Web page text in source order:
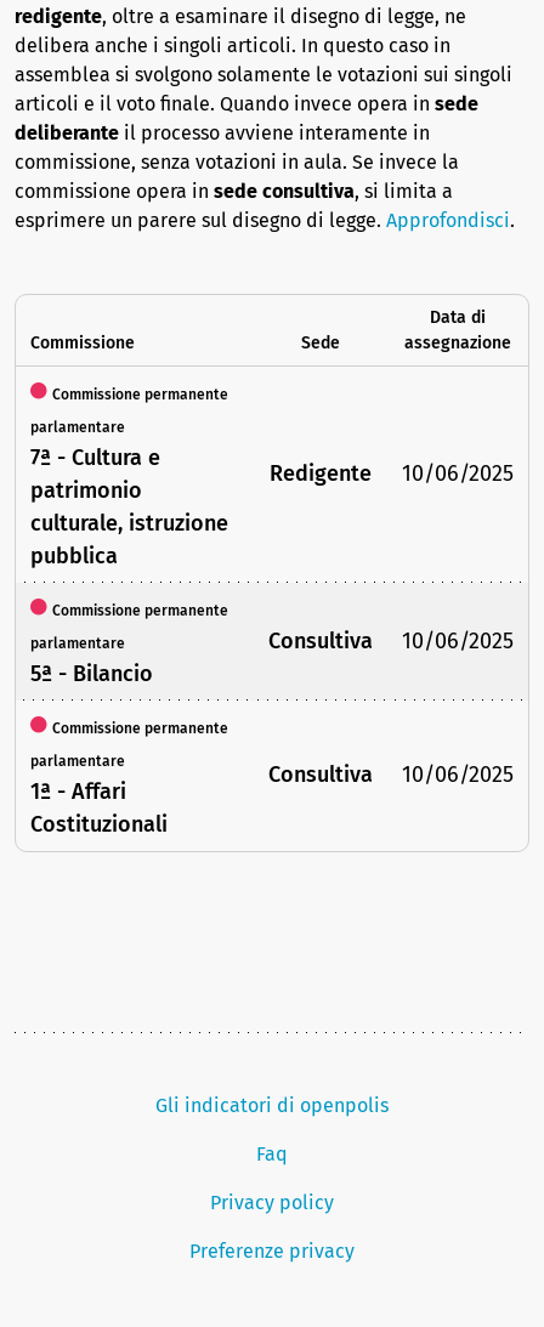
redigente, oltre a esaminare il disegno di legge, ne
delibera anche i singoli articoli. In questo caso in
assemblea si svolgono solamente le votazioni sui singoli
articoli e il voto finale. Quando invece opera in sede
deliberante il processo avviene interamente in
commissione, senza votazioni in aula. Se invece la
commissione opera in sede consultiva, si limita a
esprimere un parere sul disegno di legge. Approfondisci.
Commissione Sede
Data di
assegnazione
Commissione permanente
parlamentare
7ª - Cultura e
patrimonio
culturale, istruzione
pubblica
Redigente 10/06/2025
Commissione permanente
parlamentare
5ª - Bilancio
Consultiva 10/06/2025
Commissione permanente
parlamentare
1ª - Affari
Costituzionali
Consultiva 10/06/2025
Gli indicatori di openpolis
Faq
Privacy policy
Preferenze privacy